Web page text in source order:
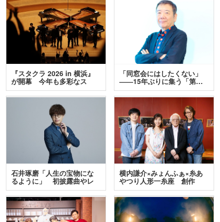
『スタクラ 2026 in 横浜』
が開幕 今年も多彩なス
テ…
「同窓会にはしたくない」
――15年ぶりに集う「第…
石井琢磨「人生の宝物にな
るように」 初披露曲やレ
ア…
横内謙介×みょんふぁ×糸あ
やつり人形一糸座 創作
人…